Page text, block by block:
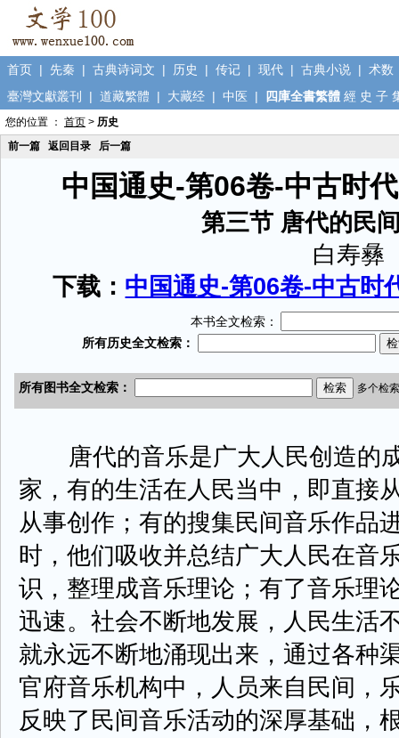
首页 | 先秦 | 古典诗词文 | 历史 | 传记 | 现代 | 古典小说 | 术数
臺灣文獻叢刊
| 道藏繁體 | 大藏经 | 中医 | 四庫全書繁體 經 史 子
您的位置 ： 首页 > 历史
前一篇
返回目录 后一篇
中国通史-第06卷-中古时
第三节 唐代的民
白寿彝
下载： 中国通史-第06卷-中古时
本书全文检索：
唐代的音乐是广大人民创造的
家，有的生活在人民当中，即直接
从事创作；有的搜集民间音乐作品
时，他们吸收并总结广大人民在音
识，整理成音乐理论；有了音乐理
迅速。社会不断地发展，人民生活
就永远不断地涌现出来，通过各种
官府音乐机构中，人员来自民间，
反映了民间音乐活动的深厚基础，